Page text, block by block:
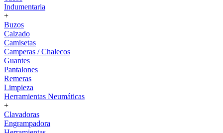
Indumentaria
+
Buzos
Calzado
Camisetas
Camperas / Chalecos
Guantes
Pantalones
Remeras
Limpieza
Herramientas Neumáticas
+
Clavadoras
Engrampadora